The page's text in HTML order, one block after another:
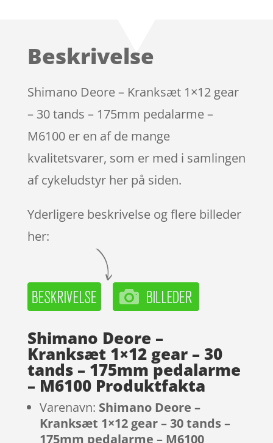
Beskrivelse
Shimano Deore – Kranksæt 1×12 gear
– 30 tands – 175mm pedalarme –
M6100 er en af de mange
kvalitetsvarer, som er med i samlingen
af cykeludstyr her på siden.
Yderligere beskrivelse og flere billeder
her:
Shimano Deore –
Kranksæt 1×12 gear – 30
tands – 175mm pedalarme
– M6100 Produktfakta
Varenavn: Shimano Deore –
Kranksæt 1×12 gear – 30 tands –
175mm pedalarme – M6100